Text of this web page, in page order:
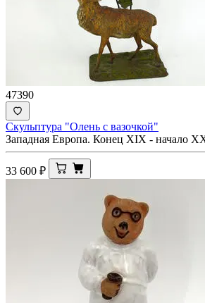
47390
Скульптура "Олень с вазочкой"
Западная Европа. Конец XIX - начало
33 600 ₽